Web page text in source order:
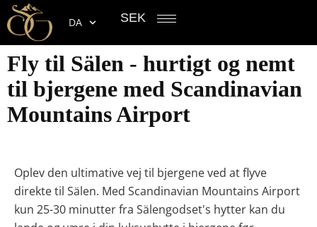
DA SEK
Fly til Sälen - hurtigt og nemt
til bjergene med Scandinavian
Mountains Airport
Oplev den ultimative vej til bjergene ved at flyve
direkte til Sälen. Med Scandinavian Mountains Airport
kun 25-30 minutter fra Sälengodset's hytter kan du